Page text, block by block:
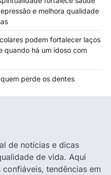
e melhora qualidade
podem fortalecer laços
quando há um idoso com
perde os dentes
de notícias e dicas
de vida. Aqui
tendências em